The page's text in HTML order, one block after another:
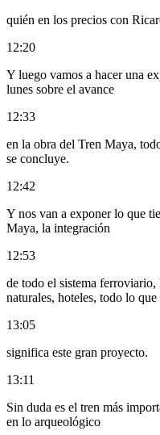
quién en los precios con
12:20
Y luego vamos a hacer una
lunes sobre el avance
12:33
en la obra del Tren Maya,
se concluye.
12:42
Y nos van a exponer lo que
Maya, la integración
12:53
de todo el sistema
naturales, hoteles, todo lo que
13:05
significa este gran proyecto.
13:11
Sin duda es el tren más
en lo arqueológico